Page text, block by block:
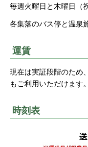
毎週火曜日と木曜日（
各集落のバス停と温泉
運賃
現在は実証段階のため
もご利用いただけます。
時刻表